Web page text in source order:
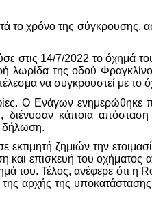
το χρόνο της σύγκρουσης,
στις 14/7/2022 το όχημά
λωρίδα της οδού
να συγκρουστεί με το
Ο Ενάγων ενημερώθηκε
διένυσαν κάποια
δήλωση.
ζημιών την
και επισκευή του οχήματος
του. Τέλος, ανέφερε ότι η
αρχής της